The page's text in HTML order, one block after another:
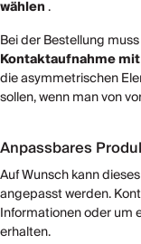
wählen.
Bei der Bestellung muss
Kontaktaufnahme
die asymmetrischen
sollen, wenn man von
Anpassbares
Auf Wunsch kann
angepasst werden.
Informationen oder um
erhalten.